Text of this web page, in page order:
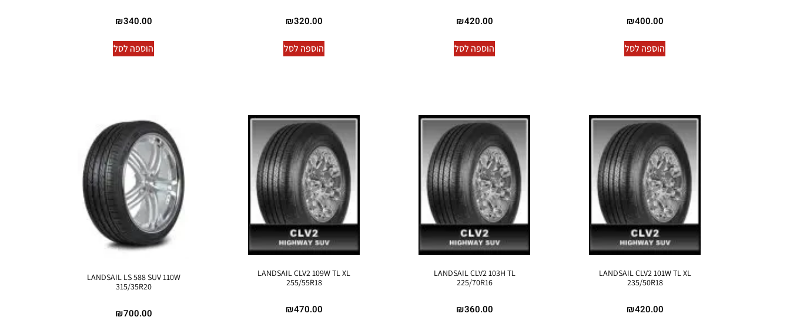
₪400.00
הוספה לסל
₪420.00
הוספה לסל
₪320.00
הוספה לסל
₪340.00
הוספה לסל
LANDSAIL CLV2 101W TL XL
235/50R18
₪420.00
LANDSAIL CLV2 103H TL
225/70R16
₪360.00
LANDSAIL CLV2 109W TL XL
255/55R18
₪470.00
LANDSAIL LS 588 SUV 110W
315/35R20
₪700.00